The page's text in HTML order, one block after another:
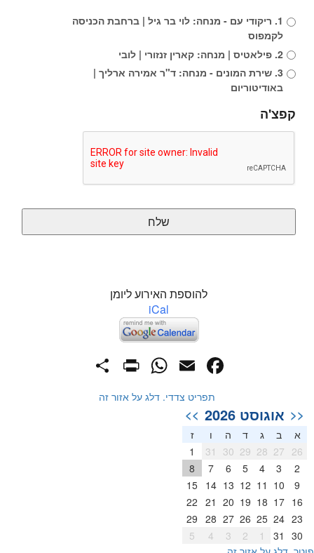
1. ריקודי עם - מנחה: לוי בר גיל | ברחבת הכניסה
לקמפוס
2. פילאטיס | מנחה: קארין זנזורי | לובי
3. שירת המונים - מנחה: ד"ר אמירה ארליך |
באודיטוריום
קפצ'ה
להוספת האירוע ליומן
iCal
Facebook
Email
WhatsApp
תפריט צדדי. דלג על אזור זה
<< אוגוסט 2026 >>
א ב ג ד ה
ז
26
27
28
29
30
31
2
3
4
5
6
7
8
9
10
11
12
13
14
15
16
17
18
19
20
21
22
23
24
25
26
27
28
29
30
31
2
3
4
5